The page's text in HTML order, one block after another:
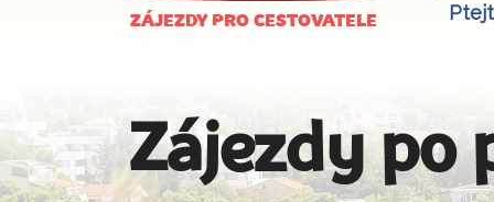
ZÁJEZDY PRO CESTOVATELE
Zájezdy po